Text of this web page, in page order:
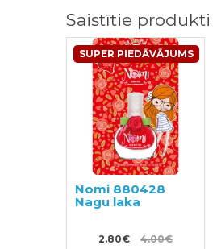
Saistītie produkti
SUPER PIEDĀVĀJUMS
Nomi 880428
Nagu laka
2.80€ 4.00€